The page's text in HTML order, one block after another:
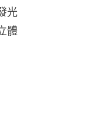
光
體